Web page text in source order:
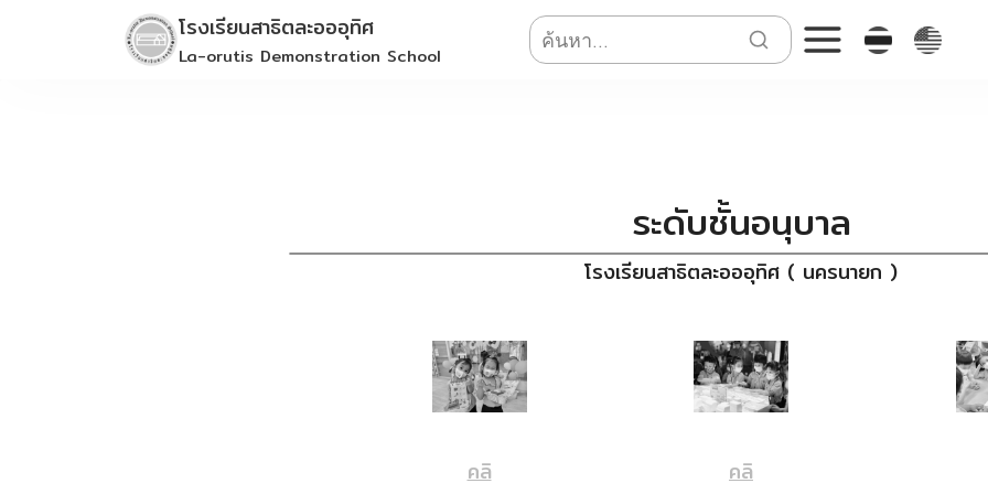
โรงเรียนสาธิตละอออุทิศ
La-orutis Demonstration School
ระดับชั้นอนุบาล
โรงเรียนสาธิตละอออุทิศ ( นครนายก )
คลิ
คลิ